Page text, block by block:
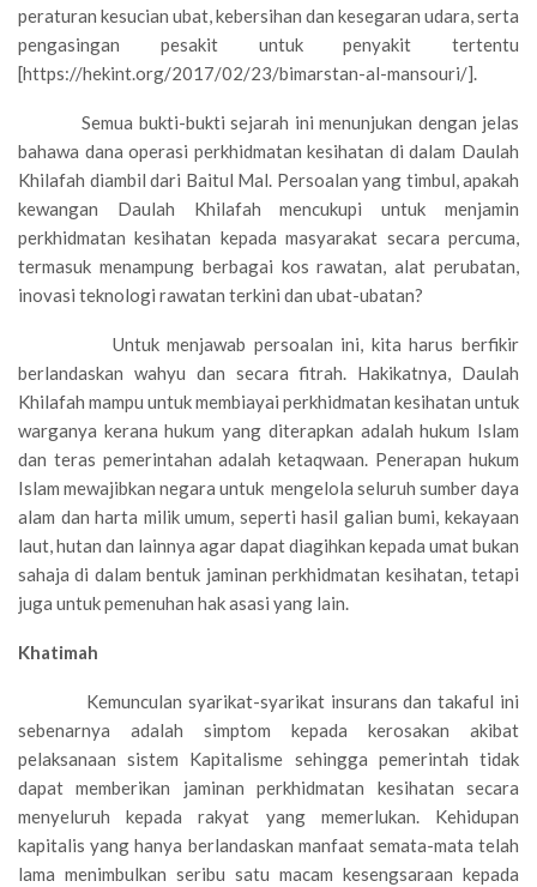
peraturan kesucian ubat, kebersihan dan kesegaran udara, serta
pengasingan pesakit untuk penyakit tertentu
[https://hekint.org/2017/02/23/bimarstan-al-mansouri/].
Semua bukti-bukti sejarah ini menunjukan dengan jelas
bahawa dana operasi perkhidmatan kesihatan di dalam Daulah
Khilafah diambil dari Baitul Mal. Persoalan yang timbul, apakah
kewangan Daulah Khilafah mencukupi untuk menjamin
perkhidmatan kesihatan kepada masyarakat secara percuma,
termasuk menampung berbagai kos rawatan, alat perubatan,
inovasi teknologi rawatan terkini dan ubat-ubatan?
Untuk menjawab persoalan ini, kita harus berfikir
berlandaskan wahyu dan secara fitrah. Hakikatnya, Daulah
Khilafah mampu untuk membiayai perkhidmatan kesihatan untuk
warganya kerana hukum yang diterapkan adalah hukum Islam
dan teras pemerintahan adalah ketaqwaan. Penerapan hukum
Islam mewajibkan negara untuk mengelola seluruh sumber daya
alam dan harta milik umum, seperti hasil galian bumi, kekayaan
laut, hutan dan lainnya agar dapat diagihkan kepada umat bukan
sahaja di dalam bentuk jaminan perkhidmatan kesihatan, tetapi
juga untuk pemenuhan hak asasi yang lain.
Khatimah
Kemunculan syarikat-syarikat insurans dan takaful ini
sebenarnya adalah simptom kepada kerosakan akibat
pelaksanaan sistem Kapitalisme sehingga pemerintah tidak
dapat memberikan jaminan perkhidmatan kesihatan secara
menyeluruh kepada rakyat yang memerlukan. Kehidupan
kapitalis yang hanya berlandaskan manfaat semata-mata telah
lama menimbulkan seribu satu macam kesengsaraan kepada